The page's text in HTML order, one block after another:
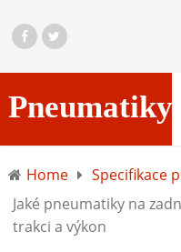
Home
Specifikace
Jaké pneumatiky na
trakci a výkon